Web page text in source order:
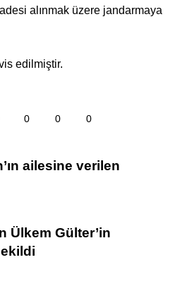
alınmak üzere jandarmaya
edilmiştir.
0 0 0
ailesine verilen
Ülkem Gülter’in